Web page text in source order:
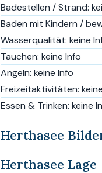
Badestellen / Strand:
Baden mit Kindern /
Wasserqualität: keine
Tauchen: keine Info
Angeln: keine Info
Freizeitaktivitäten:
Essen & Trinken: keine
Herthasee
Herthasee Lage